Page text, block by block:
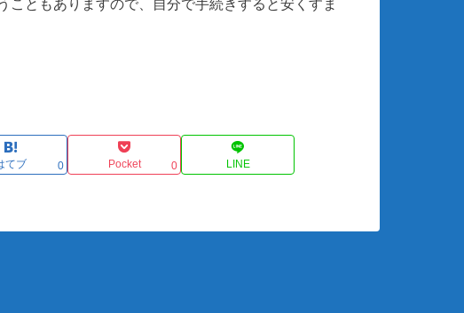
ともありますので、自分で手続きすると安くすま
てブ 0 Pocket 0 LINE